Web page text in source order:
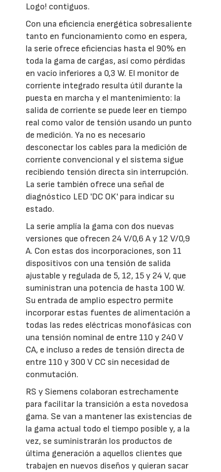
Logo! contiguos.
Con una eficiencia energética sobresaliente
tanto en funcionamiento como en espera,
la serie ofrece eficiencias hasta el 90% en
toda la gama de cargas, así como pérdidas
en vacío inferiores a 0,3 W. El monitor de
corriente integrado resulta útil durante la
puesta en marcha y el mantenimiento: la
salida de corriente se puede leer en tiempo
real como valor de tensión usando un punto
de medición. Ya no es necesario
desconectar los cables para la medición de
corriente convencional y el sistema sigue
recibiendo tensión directa sin interrupción.
La serie también ofrece una señal de
diagnóstico LED 'DC OK' para indicar su
estado.
La serie amplía la gama con dos nuevas
versiones que ofrecen 24 V/0,6 A y 12 V/0,9
A. Con estas dos incorporaciones, son 11
dispositivos con una tensión de salida
ajustable y regulada de 5, 12, 15 y 24 V, que
suministran una potencia de hasta 100 W.
Su entrada de amplio espectro permite
incorporar estas fuentes de alimentación a
todas las redes eléctricas monofásicas con
una tensión nominal de entre 110 y 240 V
CA, e incluso a redes de tensión directa de
entre 110 y 300 V CC sin necesidad de
conmutación.
RS y Siemens colaboran estrechamente
para facilitar la transición a esta novedosa
gama. Se van a mantener las existencias de
la gama actual todo el tiempo posible y, a la
vez, se suministrarán los productos de
última generación a aquellos clientes que
trabajen en nuevos diseños y quieran sacar